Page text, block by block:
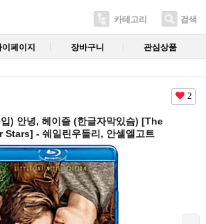
카테고리 검색
이페이지 장바구니 관심상품
2
) 안녕, 헤이즐 (한글자막있슴) [The
Stars] - 쉐일린우들리, 안셀엘고트